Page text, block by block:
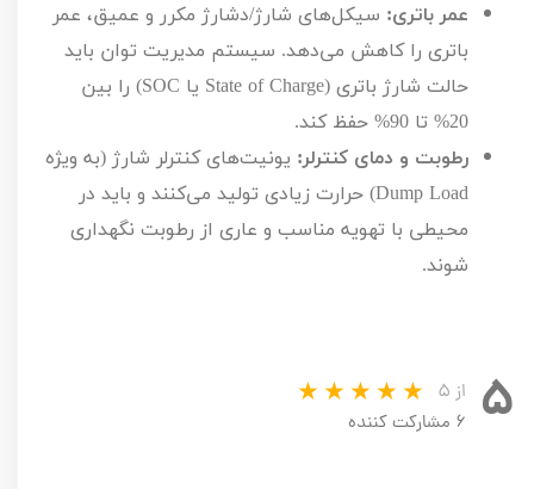
عمر باتری: سیکل‌های شارژ/دشارژ مکرر و عمیق، عمر
باتری را کاهش می‌دهد. سیستم مدیریت توان باید
حالت شارژ باتری (State of Charge یا SOC) را بین
20%
تا 90%
حفظ کند.
رطوبت و دمای کنترلر: یونیت‌های کنترلر شارژ (به ویژه
Dump Load) حرارت زیادی تولید می‌کنند و باید در
محیطی با تهویه مناسب و عاری از رطوبت نگهداری
شوند.
۵ از ۵
۶ مشارکت کننده